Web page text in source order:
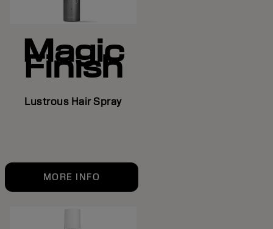
Magic
Finish
Lustrous Hair Spray
MORE INFO